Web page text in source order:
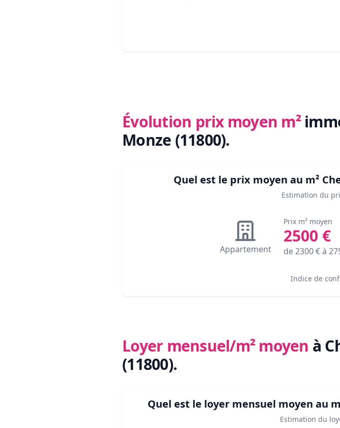
Évolution prix moyen m²
Monze (11800).
Quel est le prix moyen au m²
Estimation du
Appartement
Prix m² moyen
2500 €
de2300€ à
Indice de
Loyer mensuel/m² moyen à
(11800).
Quel est le loyer mensuel moyen au
Estimation du